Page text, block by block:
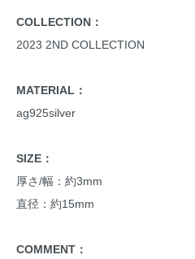
COLLECTION：
2023 2ND COLLECTION
MATERIAL：
ag925silver
SIZE：
厚さ/幅：約3mm
直径：約15mm
COMMENT：